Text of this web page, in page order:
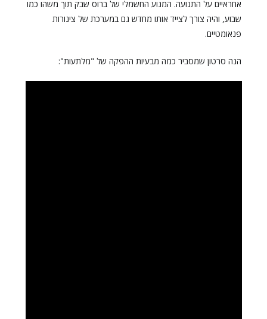
אחראיים על התנועה. המנוע החשמלי של ברוס שבק תוך משהו כמו
שבוע, והיה צורך לצייד אותו מחדש גם במערכת של צינורות
פנאומטיים.
הנה סרטון שמסביר כמה מבעיות ההפקה של "מלתעות":